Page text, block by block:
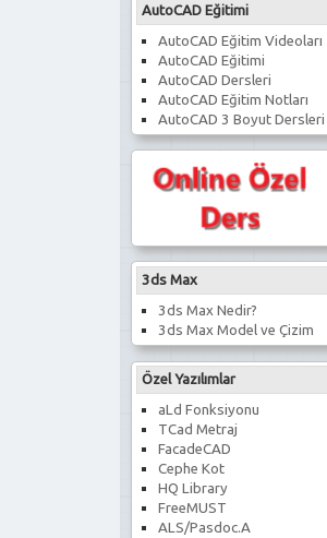
AutoCAD Eğitimi
AutoCAD Eğitim Videoları
AutoCAD Eğitimi
AutoCAD Dersleri
AutoCAD Eğitim Notları
AutoCAD 3 Boyut Dersleri
3ds Max
3ds Max Nedir?
3ds Max Model ve Çizim
Özel Yazılımlar
aLd Fonksiyonu
TCad Metraj
FacadeCAD
Cephe Kot
HQ Library
FreeMUST
ALS/Pasdoc.A